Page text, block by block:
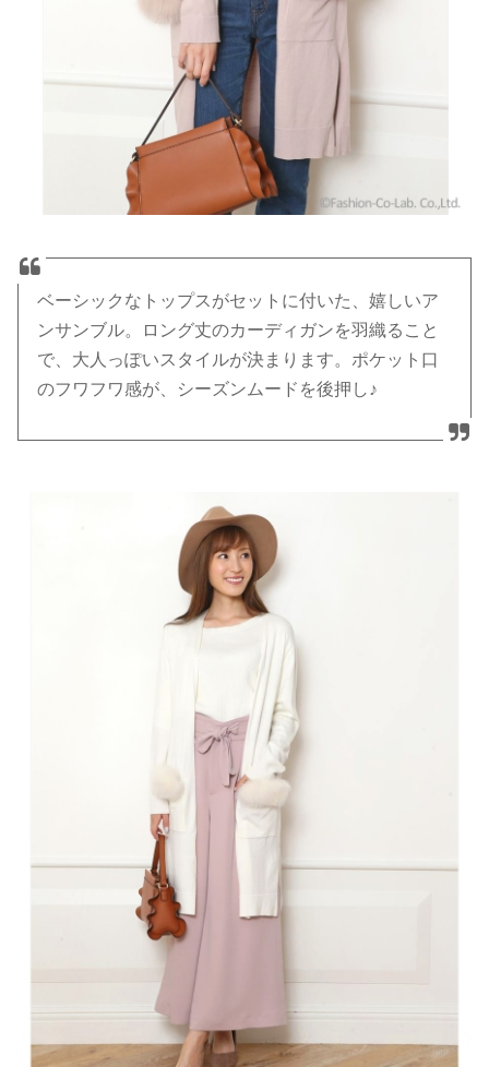
ベーシックなトップスがセットに付いた、嬉しいア
ンサンブル。ロング丈のカーディガンを羽織ること
で、大人っぽいスタイルが決まります。ポケット口
のフワフワ感が、シーズンムードを後押し♪